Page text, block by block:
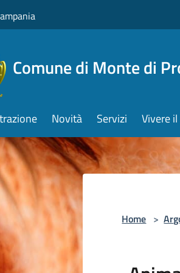
Comune di Monte di
Novità Servizi Vivere
Home >